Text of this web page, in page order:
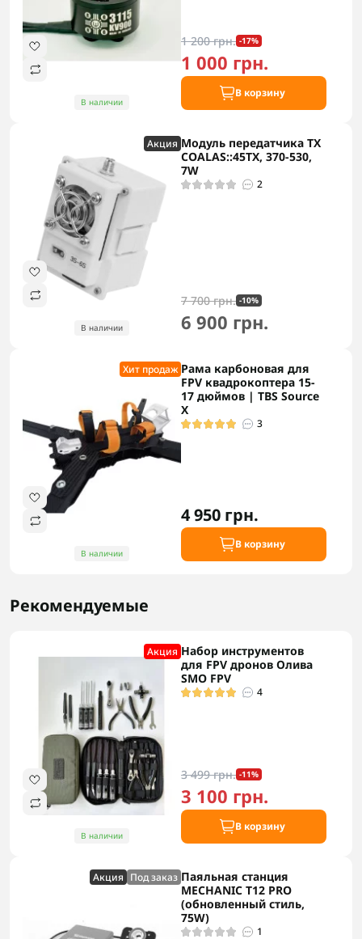
В наличии
1 200 грн. -17%
1 000 грн.
В корзину
Акция
В наличии
Модуль передатчика TX
COALAS::45TX, 370-530,
7W
2
7 700 грн. -10%
6 900 грн.
Хит продаж
В наличии
Рама карбоновая для
FPV квадрокоптера 15-
17 дюймов | TBS Source
X
3
4 950 грн.
В корзину
Рекомендуемые
Акция
В наличии
Набор инструментов
для FPV дронов Олива
SMO FPV
4
3 499 грн. -11%
3 100 грн.
В корзину
Акция Под заказ Паяльная станция
MECHANIC T12 PRO
(обновленный стиль,
75W)
1